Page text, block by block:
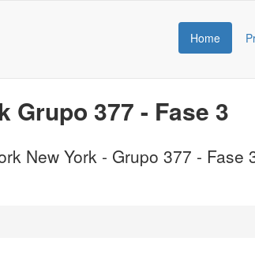
Home
Grupo 377 - Fase 3
New York - Grupo 377 -